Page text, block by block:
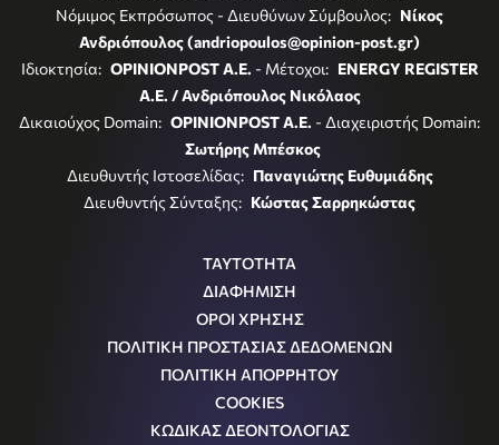
Νόμιμος Εκπρόσωπος - Διευθύνων Σύμβουλος: Νίκος
Ανδριόπουλος (andriopoulos@opinion-post.gr)
Ιδιοκτησία: OPINIONPOST A.E. - Μέτοχοι: ENERGY REGISTER
Α.Ε. / Ανδριόπουλος Νικόλαος
Δικαιούχος Domain: OPINIONPOST A.E. - Διαχειριστής Domain:
Σωτήρης Μπέσκος
Διευθυντής Ιστοσελίδας: Παναγιώτης Ευθυμιάδης
Διευθυντής Σύνταξης: Κώστας Σαρρηκώστας
ΤΑΥΤΟΤΗΤΑ
ΔΙΑΦΗΜΙΣΗ
ΟΡΟΙ ΧΡΗΣΗΣ
ΠΟΛΙΤΙΚΗ ΠΡΟΣΤΑΣΙΑΣ ΔΕΔΟΜΕΝΩΝ
ΠΟΛΙΤΙΚΗ ΑΠΟΡΡΗΤΟΥ
COOKIES
ΚΩΔΙΚΑΣ ΔΕΟΝΤΟΛΟΓΙΑΣ